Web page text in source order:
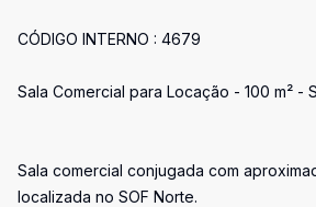
CÓDIGO INTERNO : 4679
Sala Comercial para Locação - 100 m² -
Sala comercial conjugada com
localizada no SOF Norte.